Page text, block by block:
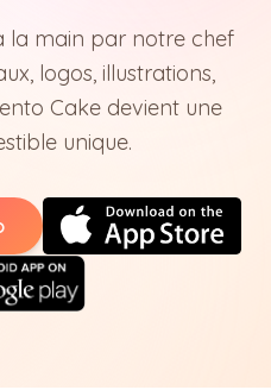
la main par notre chef
logos, illustrations,
Cake devient une
unique.